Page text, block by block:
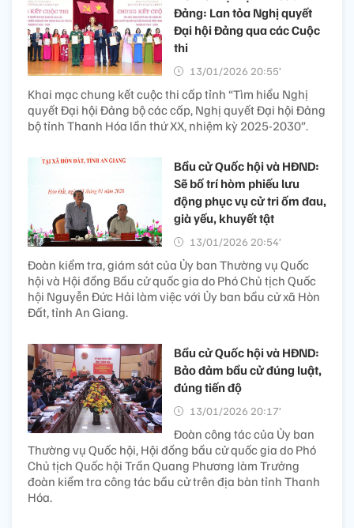
Đảng: Lan tỏa Nghị quyết
Đại hội Đảng qua các Cuộc
thi
13/01/2026 20:55’
Khai mạc chung kết cuộc thi cấp tỉnh “Tìm hiểu Nghị
quyết Đại hội Đảng bộ các cấp, Nghị quyết Đại hội Đảng
bộ tỉnh Thanh Hóa lần thứ XX, nhiệm kỳ 2025-2030”.
Bầu cử Quốc hội và HĐND:
Sẽ bố trí hòm phiếu lưu
động phục vụ cử tri ốm đau,
già yếu, khuyết tật
13/01/2026 20:54’
Đoàn kiểm tra, giám sát của Ủy ban Thường vụ Quốc
hội và Hội đồng Bầu cử quốc gia do Phó Chủ tịch Quốc
hội Nguyễn Đức Hải làm việc với Ủy ban bầu cử xã Hòn
Đất, tỉnh An Giang.
Bầu cử Quốc hội và HĐND:
Bảo đảm bầu cử đúng luật,
đúng tiến độ
13/01/2026 20:17’
Đoàn công tác của Ủy ban
Thường vụ Quốc hội, Hội đồng bầu cử quốc gia do Phó
Chủ tịch Quốc hội Trần Quang Phương làm Trưởng
đoàn kiểm tra công tác bầu cử trên địa bàn tỉnh Thanh
Hóa.